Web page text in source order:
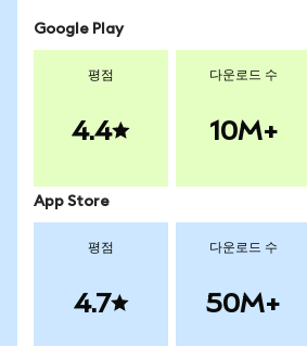
Google Play
평점
4.4
다운로드 수
10M+
App Store
평점
4.7
다운로드 수
50M+